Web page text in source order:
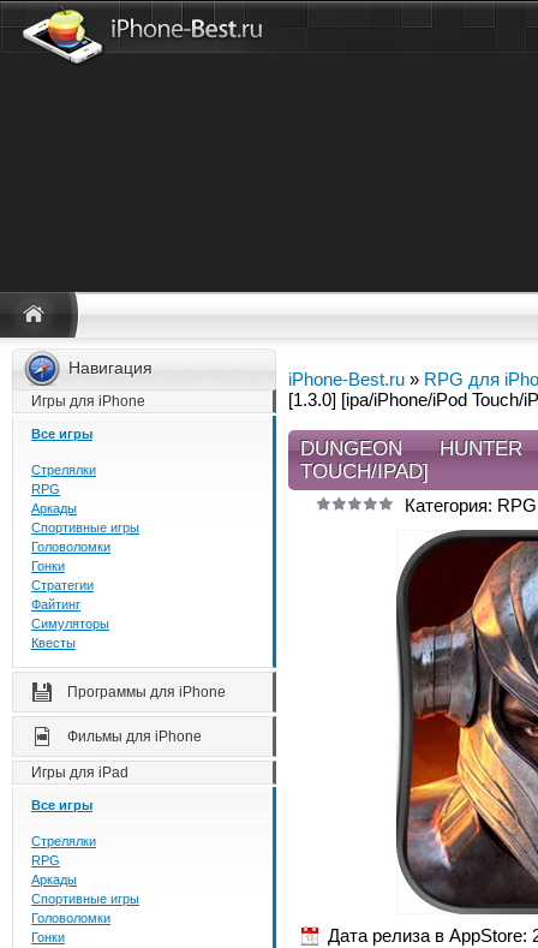
Навигация
Игры для iPhone
Все игры
Стрелялки
RPG
Аркады
Спортивные игры
Головоломки
Гонки
Стратегии
Файтинг
Симуляторы
Квесты
Программы для iPhone
Фильмы для iPhone
Игры для iPad
Все игры
Стрелялки
RPG
Аркады
Спортивные игры
Головоломки
Гонки
iPhone-Best.ru » RPG для
[1.3.0] [ipa/iPhone/iPod Touch/
DUNGEON
TOUCH/IPAD]
Категория:
Дата релиза в AppStore: